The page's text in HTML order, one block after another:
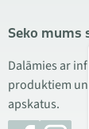
Seko mums
Dalāmies ar
produktiem un
apskatus.